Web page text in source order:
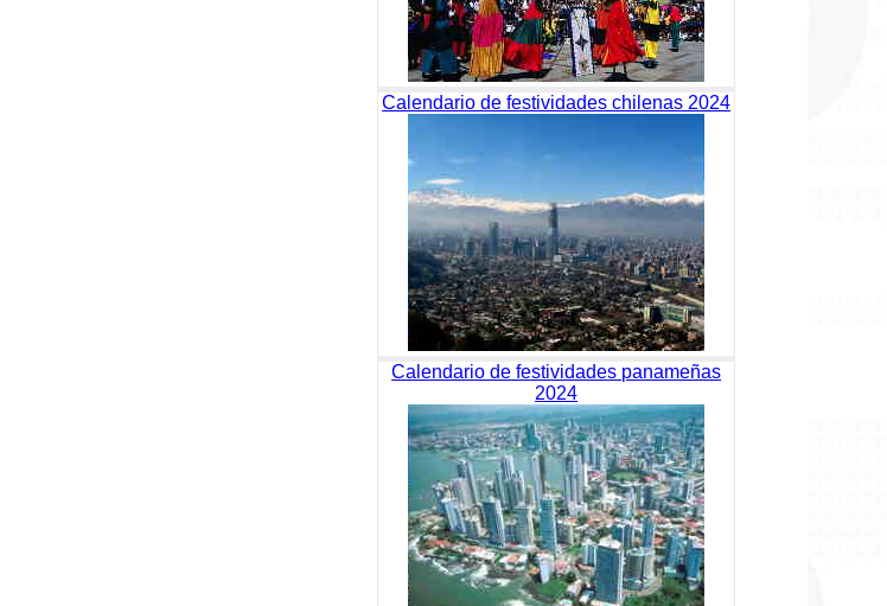
Calendario de festividades chilenas 2024
Calendario de festividades panameñas
2024